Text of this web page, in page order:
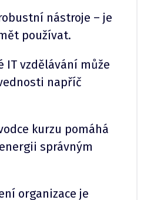
nástroje – je
používat.
IT vzdělávání může
napříč
kurzu pomáhá
správným
organizace je